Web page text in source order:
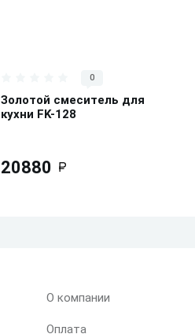
0
Золотой смеситель для
кухни FK-128
20880
О компании
Оплата